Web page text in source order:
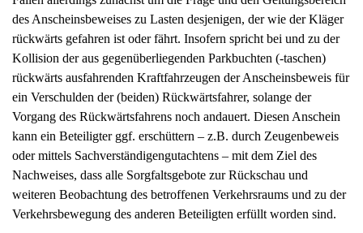
rückwärts gefahren ist oder fährt. Insofern spricht bei und zu der
Kollision der aus gegenüberliegenden Parkbuchten (-taschen)
rückwärts ausfahrenden Kraftfahrzeugen der Anscheinsbeweis für
ein Verschulden der (beiden) Rückwärtsfahrer, solange der
Vorgang des Rückwärtsfahrens noch andauert. Diesen Anschein
kann ein Beteiligter ggf. erschüttern – z.B. durch Zeugenbeweis
oder mittels Sachverständigengutachtens – mit dem Ziel des
Nachweises, dass alle Sorgfaltsgebote zur Rückschau und
weiteren Beobachtung des betroffenen Verkehrsraums und zu der
Verkehrsbewegung des anderen Beteiligten erfüllt worden sind.